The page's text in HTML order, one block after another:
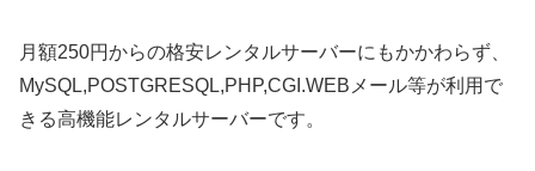
月額250円からの格安レンタルサーバーにもかかわらず、
MySQL,POSTGRESQL,PHP,CGI.WEBメール等が利用で
きる高機能レンタルサーバーです。